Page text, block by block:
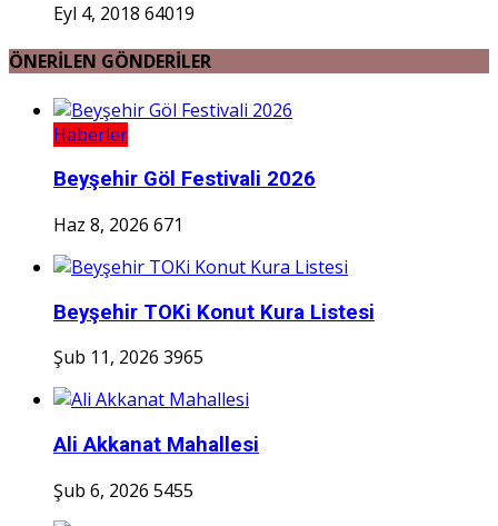
Eyl 4, 2018 64019
ÖNERİLEN GÖNDERİLER
Haberler
Beyşehir Göl Festivali 2026
Haz 8, 2026 671
Beyşehir TOKi Konut Kura Listesi
Şub 11, 2026 3965
Ali Akkanat Mahallesi
Şub 6, 2026 5455